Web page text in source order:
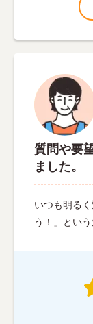
質問や要
ました。
いつも明る
う！」とい